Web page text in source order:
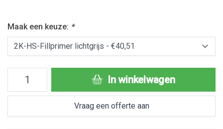
Maak een keuze: *
In winkelwagen
Vraag een offerte aan